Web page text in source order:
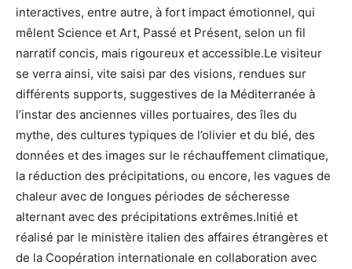
interactives, entre autre, à fort impact émotionnel, qui
mêlent Science et Art, Passé et Présent, selon un fil
narratif concis, mais rigoureux et accessible.Le visiteur
se verra ainsi, vite saisi par des visions, rendues sur
différents supports, suggestives de la Méditerranée à
l’instar des anciennes villes portuaires, des îles du
mythe, des cultures typiques de l’olivier et du blé, des
données et des images sur le réchauffement climatique,
la réduction des précipitations, ou encore, les vagues de
chaleur avec de longues périodes de sécheresse
alternant avec des précipitations extrêmes.Initié et
réalisé par le ministère italien des affaires étrangères et
de la Coopération internationale en collaboration avec